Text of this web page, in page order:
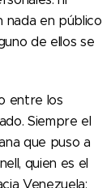
nada en público
de ellos se
entre los
Siempre el
que puso a
quien es el
Venezuela: